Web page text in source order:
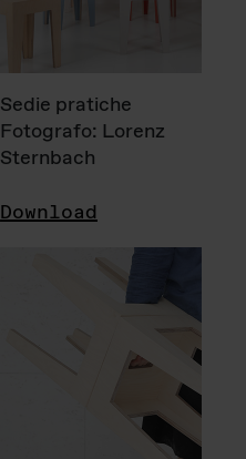
Sedie pratiche
Fotografo: Lorenz
Sternbach
Download